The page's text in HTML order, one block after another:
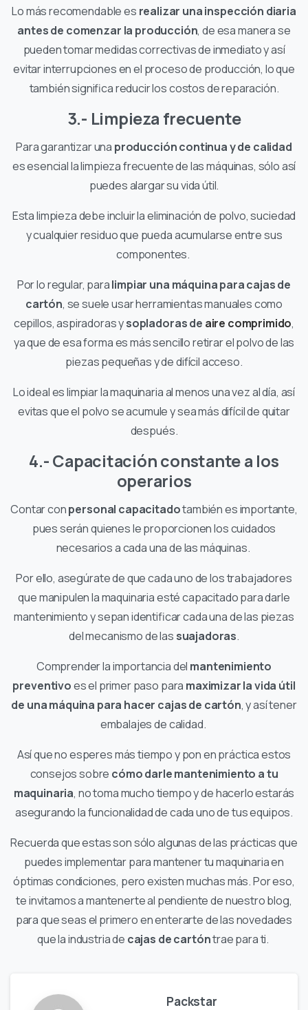
Lo más recomendable es realizar una inspección diaria
antes de comenzar la producción, de esa manera se
pueden tomar medidas correctivas de inmediato y así
evitar interrupciones en el proceso de producción, lo que
también significa reducir los costos de reparación.
3.- Limpieza frecuente
Para garantizar una producción continua y de calidad
es esencial la limpieza frecuente de las máquinas, sólo así
puedes alargar su vida útil.
Esta limpieza debe incluir la eliminación de polvo, suciedad
y cualquier residuo que pueda acumularse entre sus
componentes.
Por lo regular, paralimpiar una máquina para cajas de
cartón, se suele usar herramientas manuales como
cepillos, aspiradoras ysopladoras de aire comprimido,
ya que de esa forma es más sencillo retirar el polvo de las
piezas pequeñas y de difícil acceso.
Lo ideal es limpiar la maquinaria al menos una vez al día, así
evitas que el polvo se acumule y sea más difícil de quitar
después.
4.- Capacitación constante a los
operarios
Contar conpersonal capacitadotambién es importante,
pues serán quienes le proporcionen los cuidados
necesarios a cada una de las máquinas.
Por ello, asegúrate de que cada uno de los trabajadores
que manipulen la maquinaria esté capacitado para darle
mantenimiento y sepan identificar cada una de las piezas
del mecanismo de las suajadoras.
Comprender la importancia del mantenimiento
preventivoes el primer paso para maximizar la vida útil
de una máquina para hacer cajas de cartón, y así tener
embalajes de calidad.
Así que no esperes más tiempo y pon en práctica estos
consejos sobre cómo darle mantenimiento a tu
maquinaria, no toma mucho tiempo y de hacerlo estarás
asegurando la funcionalidad de cada uno de tus equipos.
Recuerda que estas son sólo algunas de las prácticas que
puedes implementar para mantener tu maquinaria en
óptimas condiciones, pero existen muchas más. Por eso,
te invitamos a mantenerte al pendiente de nuestro blog,
para que seas el primero en enterarte de las novedades
que la industria de cajas de cartóntrae para ti.
Packstar